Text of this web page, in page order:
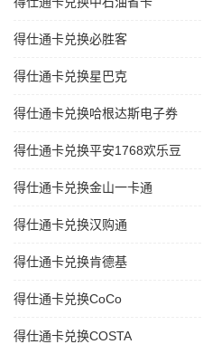
得仕通卡兑换必胜客
得仕通卡兑换星巴克
得仕通卡兑换哈根达斯电子券
得仕通卡兑换平安1768欢乐豆
得仕通卡兑换金山一卡通
得仕通卡兑换汉购通
得仕通卡兑换肯德基
得仕通卡兑换CoCo
得仕通卡兑换COSTA